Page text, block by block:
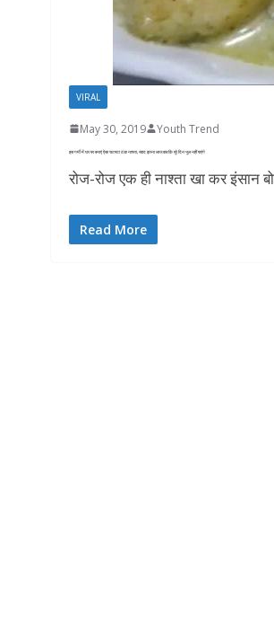
VIRAL
May 30, 2019 Youth Trend
इस गर्मी में घर पर बनाएं ऐसा चटपटा ठंडा नाश्ता, स्वाद इतना लाजवाब कि पूरे दिन भूल नहीं पाएंगे
रोज-रोज एक ही नाश्ता खा कर इंसान
Read More